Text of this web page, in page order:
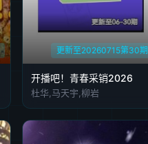
更新至20260715第30期
开播吧！青春采销2026
杜华,马天宇,柳岩